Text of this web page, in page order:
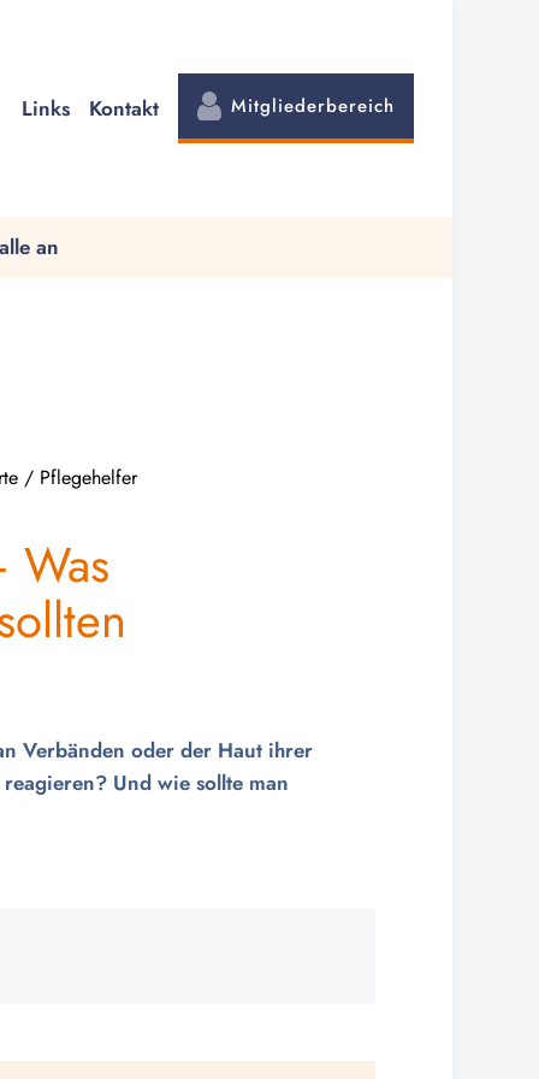
Links Kontakt Mitgliederbereich
an
/ Pflegehelfer
Was
Verbänden oder der Haut ihrer
Und wie sollte man